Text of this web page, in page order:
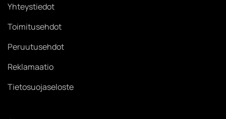
Yhteystiedot
Toimitusehdot
Peruutusehdot
Reklamaatio
Tietosuojaseloste